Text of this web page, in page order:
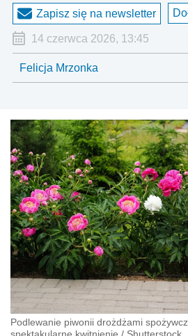
Zapisz się na newsletter
14 czerwca 2026, 13:45
Felicja Mrzonka
Podlewanie piwonii drożdżami
spektakularne kwitnienie / Shutterstock